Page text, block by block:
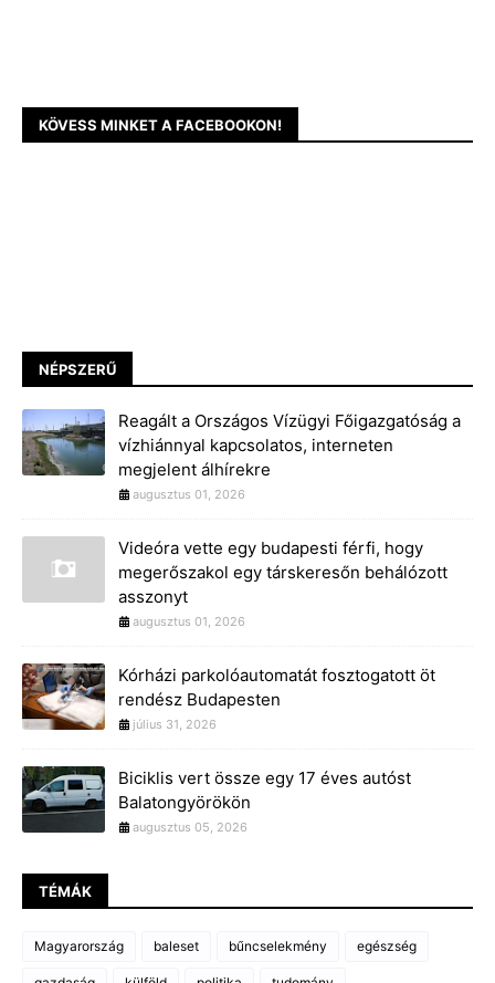
KÖVESS MINKET A FACEBOOKON!
NÉPSZERŰ
Reagált a Országos Vízügyi Főigazgatóság a
vízhiánnyal kapcsolatos, interneten
megjelent álhírekre
augusztus 01, 2026
Videóra vette egy budapesti férfi, hogy
megerőszakol egy társkeresőn behálózott
asszonyt
augusztus 01, 2026
Kórházi parkolóautomatát fosztogatott öt
rendész Budapesten
július 31, 2026
Biciklis vert össze egy 17 éves autóst
Balatongyörökön
augusztus 05, 2026
TÉMÁK
Magyarország baleset bűncselekmény egészség